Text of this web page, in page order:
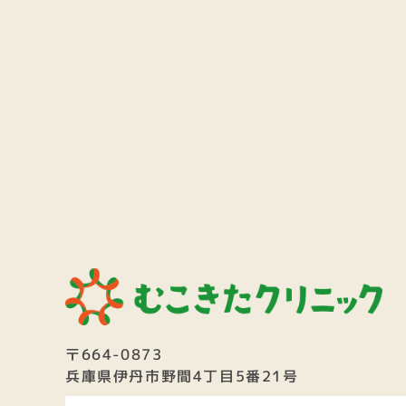
〒664-0873
兵庫県伊丹市野間4丁目5番21号